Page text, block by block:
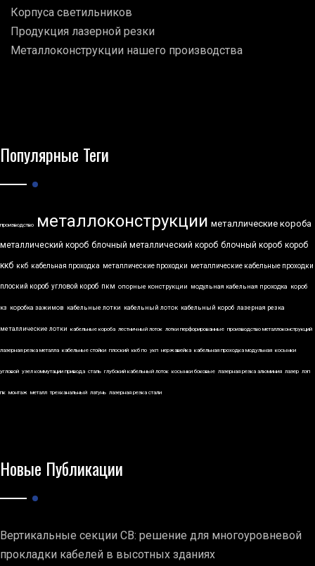
Корпуса светильников
Продукция лазерной резки
Металлоконструкции нашего производства
Популярные Теги
производство металлоконструкции металлические короба
металлический короб блочный металлический короб блочный короб короб
ккб ккб кабельная проходка металлические проходки металлические кабельные проходки
плоский короб угловой короб пкм опорные конструкции модульная кабельная проходка короб
кз коробка зажимов кабельные лотки кабельный лоток кабельный короб лазерная резка
металлические лотки кабельные короба лестничный лоток лотки перфорированные производство металлоконструкций
лазерная резка металла кабельные стойки плоский ккб по укп нержавейка кабельная проходка модульная косынки
угловой узел коммутации привода сталь глубокий кабельный лоток косынки боковые лазерная резка алюминия лазер лэп
пк монтаж металл трехканальный латунь лазерная резка стали
Новые Публикации
Вертикальные секции СВ: решение для многоуровневой
прокладки кабелей в высотных зданиях